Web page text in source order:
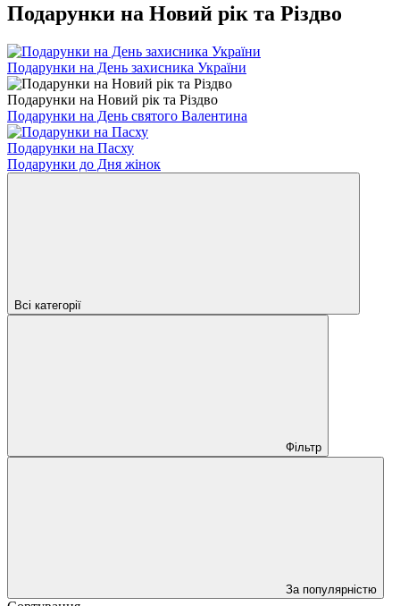
Подарунки на Новий рік та Різдво
Подарунки на День захисника України
Подарунки на Новий рік та Різдво
Подарунки на День святого Валентина
Подарунки на Пасху
Подарунки до Дня жінок
Всі категорії
Фільтр
За популярністю